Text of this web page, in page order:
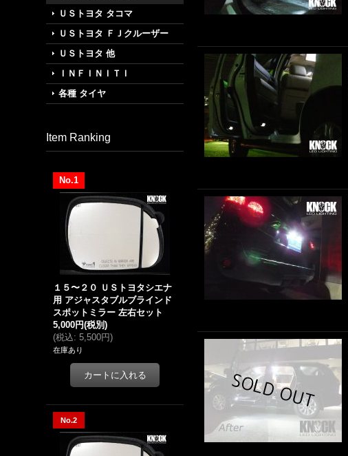
ＵＳトヨタ タコマ
ＵＳトヨタ ＦＪクルーザー
ＵＳトヨタ 他
ＩＮＦＩＮＩＴＩ
各種 タイヤ
Item Ranking
No.1
１５〜２０ ＵＳトヨタシエナ
用 アジャスタブルブラインド
スポットミラー 左右セット
5,000円(税別)
(税込: 5,500円)
在庫あり
No.2